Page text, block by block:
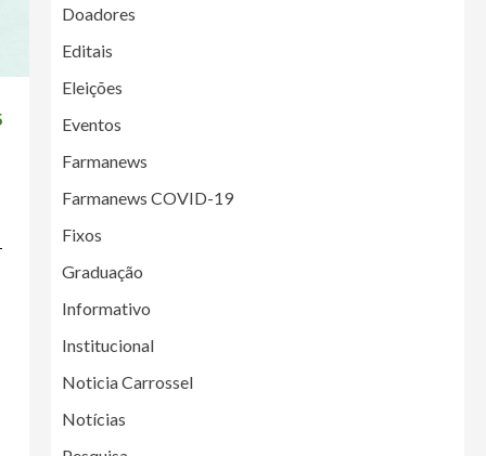
Doadores
Editais
Eleições
Eventos
Farmanews
Farmanews COVID-19
Fixos
Graduação
Informativo
Institucional
Noticia Carrossel
Notícias